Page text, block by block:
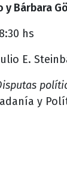
y Bárbara
hs
E.
y